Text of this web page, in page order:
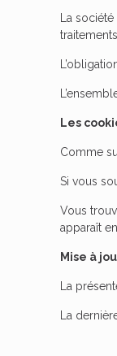
La
traitements.
Les
Comme
Si vous
Vous
apparaît
Mise à
La
La